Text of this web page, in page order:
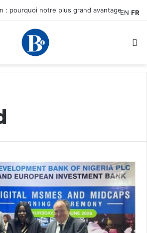
Créé par l’humain : pourquoi notre plus grand avantage à l’ère de l’IA reste humain, par Edward Tatchim
EN FR